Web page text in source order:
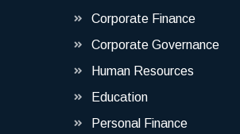
Corporate Finance
Corporate Governance
Human Resources
Education
Personal Finance